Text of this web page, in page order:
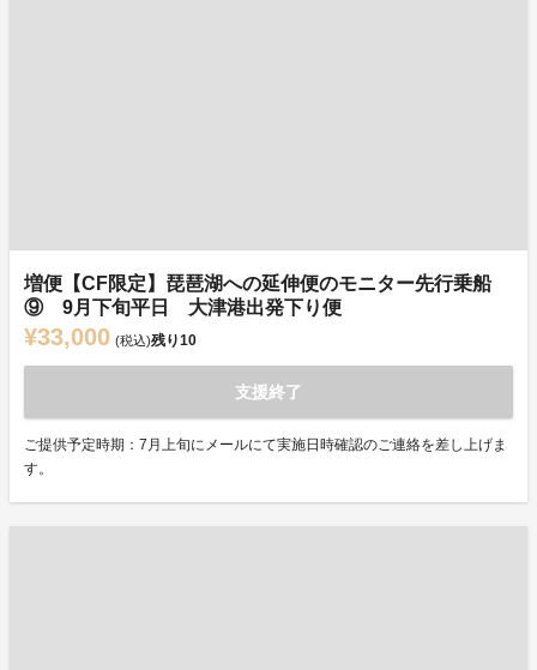
増便【CF限定】琵琶湖への延伸便のモニター先行乗船
⑨ 9月下旬平日 大津港出発下り便
¥33,000 (税込)残り10
支援終了
ご提供予定時期：7月上旬にメールにて実施日時確認のご連絡を差し上げま
す。